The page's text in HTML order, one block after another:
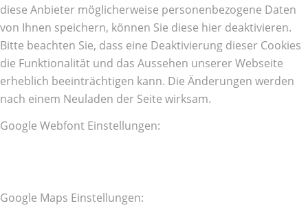
diese Anbieter möglicherweise personenbezogene Daten
von Ihnen speichern, können Sie diese hier deaktivieren.
Bitte beachten Sie, dass eine Deaktivierung dieser Cookies
die Funktionalität und das Aussehen unserer Webseite
erheblich beeinträchtigen kann. Die Änderungen werden
nach einem Neuladen der Seite wirksam.
Google Webfont Einstellungen:
Google Maps Einstellungen: